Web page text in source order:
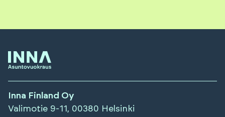
Inna Finland Oy
Valimotie 9-11, 00380 Helsinki